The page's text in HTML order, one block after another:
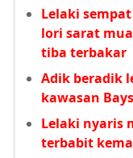
Lelaki
lori sarat
tiba terbakar
Adik beradik
kawasan
Lelaki nyaris
terbabit